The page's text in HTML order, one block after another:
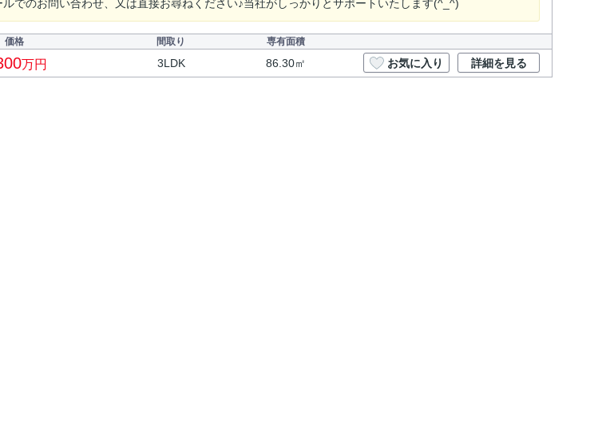
でのお問い合わせ、又は直接お尋ねください♪当社がしっかりとサポートいたします(^_^)
価格 間取り 専有面積
万円 3LDK 86.30㎡ お気に入り 詳細を見る